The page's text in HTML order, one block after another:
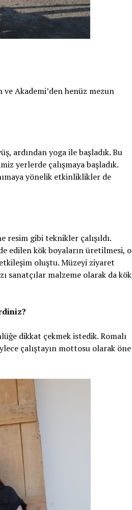
Akademi’den henüz mezun
ardından yoga ile başladık. Bu
yerlerde çalışmaya başladık.
yönelik etkinliklikler de
resim gibi teknikler çalışıldı.
edilen kök boyaların üretilmesi, o
oluştu. Müzeyi ziyaret
sanatçılar malzeme olarak da kök
dikkat çekmek istedik. Romalı
çalıştayın mottosu olarak öne